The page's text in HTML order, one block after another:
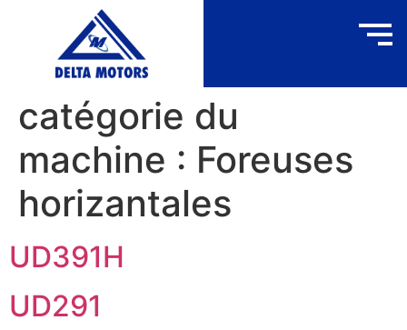
catégorie du
machine : Foreuses
horizantales
UD391H
UD291